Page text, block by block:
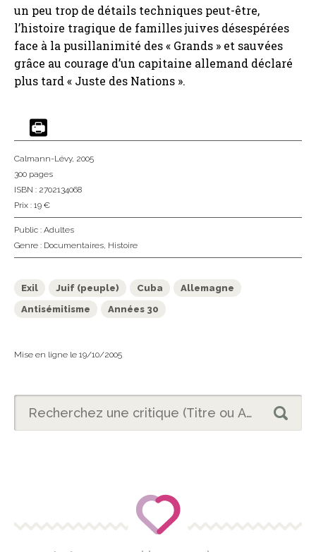
un peu trop de détails techniques peut-être,
l’histoire tragique de familles juives désespérées
face à la pusillanimité des « Grands » et sauvées
grâce au courage d’un capitaine allemand déclaré
plus tard « Juste des Nations ».
Calmann-Lévy, 2005
300 pages
ISBN : 2702134068
Prix : 19 €
Public : Adultes
Genre : Documentaires, Histoire
Exil Juif (peuple) Cuba
Allemagne
Antisémitisme
Années 30
Mise en ligne le 19/10/2005